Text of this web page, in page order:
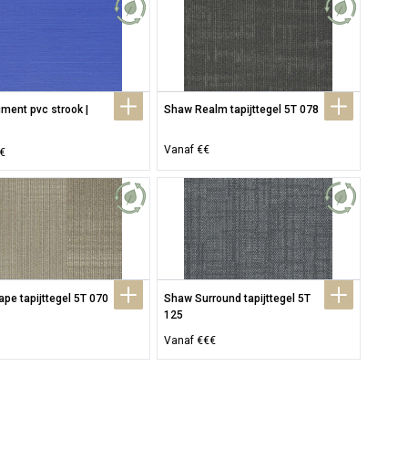
pvc strook |
Shaw Realm tapijttegel 5T 078
Vanaf €€
tapijttegel 5T 070
Shaw Surround tapijttegel 5T
125
Vanaf €€€